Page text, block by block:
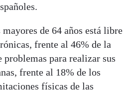
de 64 años está libre
frente al 46% de la
para realizar sus
frente al 18% de los
físicas de las